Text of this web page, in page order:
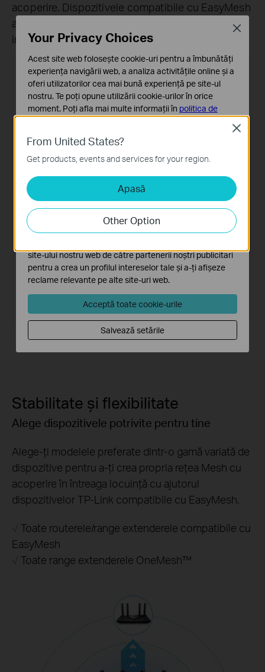
acoperire. Dispozitivele compatibile cu EasyMesh
au același nume Wi-Fi, astfel că rămâi conectat
indiferent de locul în care te afli în casă.
Router tradițional cu extender
Router EasyMesh + Range Extender
Stabilitate și flexibilitate
Alege dispozitivele potrivite pentru tine
Alege-ți modelele preferate dintr-o gamă variată de
dispozitive pentru a-ți crea propria rețea Mesh cu
acoperire în întreaga locuință cu ajutorul
dispozitivelor TP-Link compatibile cu EasyMesh.
√ Toate routerele/range extenderele compatibile cu
EasyMesh
√ Toate range extenderele OneMesh™
From United States?
Get products, events and services for your region.
Apasă
Other Option
Close
Your Privacy Choices
Acest site web folosește cookie-uri pentru a îmbunătăți
experiența navigării web, a analiza activitățile online și a
oferi utilizatorilor cea mai bună experiență pe site-ul
nostru. Te poți opune utilizării cookie-urilor în orice
moment. Poți afla mai multe informații în politica de
Cookie-uri de bază
Aceste cookie-uri sunt necesare pentru funcționarea
site-ului web și nu pot fi dezactivate în sistemele tale
Cookie-uri de analiză și marketing
Cookie-urile de analiză ne permit să analizăm activitățile
tale de pe site-ul nostru web a îmbunătăți și ajusta
funcționalitatea site-ului.
site-ului nostru web de către partenerii noștri publicitari
pentru a crea un profilul intereselor tale și a-ți afișeze
reclame relevante pe alte site-uri web.
Acceptă toate cookie-urile
Salvează setările
Close